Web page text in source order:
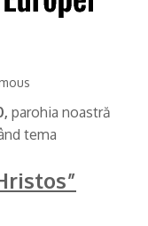
parohia noastră
tema